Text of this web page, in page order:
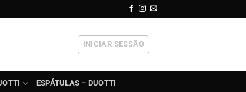
INICIAR SESSÃO
ESPÁTULAS – DUOTTI